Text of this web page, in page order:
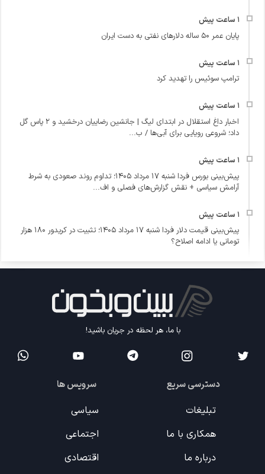
پایان عمر ۵۰ ساله دلارهای نفتی به دست ایران
ترامپ سوئیس را تهدید کرد
اخبار داغ استقلال در ابتدای لیگ | جانشین رضاییان درخشید و ۲ پاس گل
داد؛ شروعی رویایی برای آبی‌ها / ب...
پیش‌بینی بورس فردا شنبه ۱۷ مرداد ۱۴۰۵؛ تداوم روند صعودی به شرط
آرامش سیاسی + نقش گزارش‌های فصلی و اف...
پیش‌بینی قیمت دلار فردا شنبه ۱۷ مرداد ۱۴۰۵؛ تثبیت در کریدور ۱۸۰ هزار
تومانی یا ادامه اصلاح؟
با ما، هر لحظه در جریان باشید!
دسترسی سریع
تبلیغات
همکاری با ما
درباره ما
سرویس ها
سیاسی
اجتماعی
اقتصادی